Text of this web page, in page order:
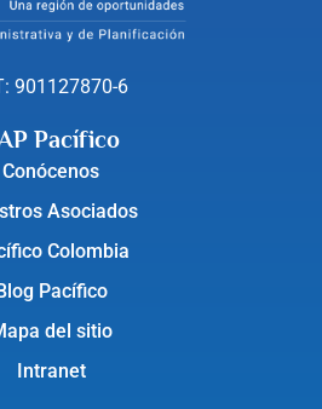
901127870-6
Pacífico
Conócenos
Asociados
Colombia
Blog Pacífico
del sitio
Intranet